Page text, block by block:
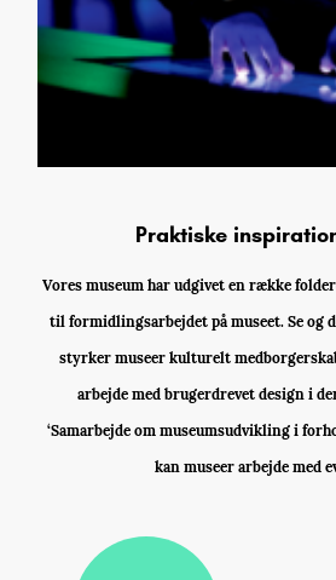
Praktiske
Vores museum har udgivet en række
til formidlingsarbejdet på museet. Se og
styrker museer kulturelt
arbejde med brugerdrevet design i
‘Samarbejde om museumsudvikling i
kan museer arbejde med